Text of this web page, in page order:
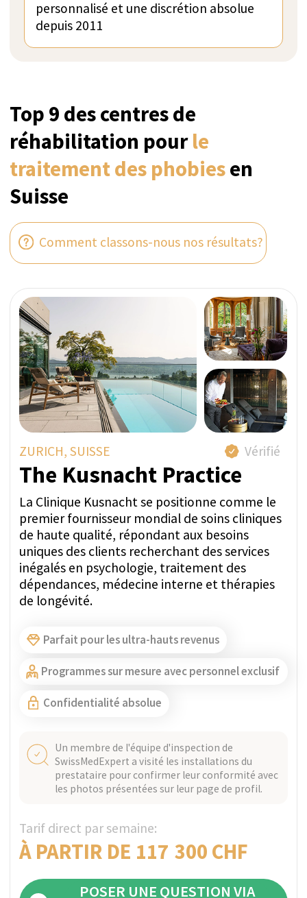
ZURICH, SUISSE
The CALDA Clinic
Vérifié
Tarif direct par semaine:
Implantée sur la Gold Coast du lac de Zurich, la
Clinique CALDA est un établissement
visionnaire de rétablissement en santé
réadaptation privés et discrets pour des
personnalités internationales exclusives.
À PARTIR DE 124 000 CHF
WHATSAPP
Un membre de l'équipe d'inspection de
SwissMedExpert a visité les installations du
prestataire pour confirmer leur conformité avec
les photos présentées sur leur page de profil.
Parfait pour les ultra-hauts revenus
Confidentialité absolue
ZURICH, SUISSE
Paracelsus Recovery
Vérifié
Tarif direct par semaine:
En traitant un seul client à la fois, ils offrent un
hautement personnalisés, une confidentialité
Un membre de l'équipe d'inspection de
prestataire pour confirmer leur conformité avec
les photos présentées sur leur page de profil.
Parfait pour les ultra-hauts revenus
Programmes sur mesure avec personnel exclusif
Confidentialité absolue